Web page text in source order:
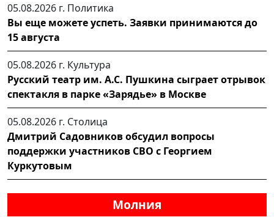
05.08.2026 г. Политика
Вы еще можете успеть. Заявки принимаются до
15 августа
05.08.2026 г. Культура
Русский театр им. А.С. Пушкина сыграет отрывок
спектакля в парке «Зарядье» в Москве
05.08.2026 г. Столица
Дмитрий Садовников обсудил вопросы
поддержки участников СВО с Георгием
Куркутовым
Молния